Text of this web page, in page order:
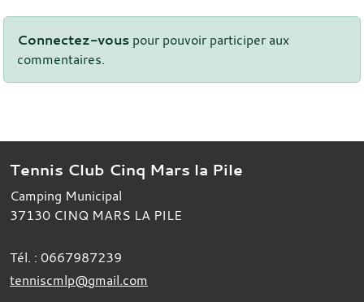
Connectez-vous pour pouvoir participer aux
commentaires.
Tennis Club Cinq Mars la Pile
Camping Municipal
37130 CINQ MARS LA PILE
Tél. : 0667987239
tenniscmlp@gmail.com